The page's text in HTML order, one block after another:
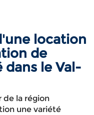
location
de
dans le Val-
de la région
une variété